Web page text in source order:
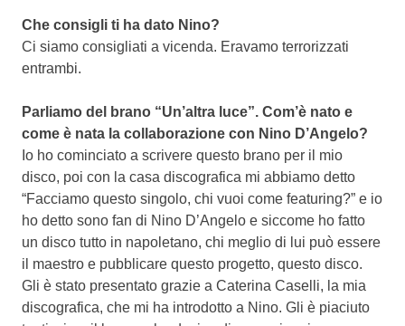
Che consigli ti ha dato Nino?
Ci siamo consigliati a vicenda. Eravamo terrorizzati
entrambi.
Parliamo del brano “Un’altra luce”. Com’è nato e
come è nata la collaborazione con Nino D’Angelo?
Io ho cominciato a scrivere questo brano per il mio
disco, poi con la casa discografica mi abbiamo detto
“Facciamo questo singolo, chi vuoi come featuring?” e io
ho detto sono fan di Nino D’Angelo e siccome ho fatto
un disco tutto in napoletano, chi meglio di lui può essere
il maestro e pubblicare questo progetto, questo disco.
Gli è stato presentato grazie a Caterina Caselli, la mia
discografica, che mi ha introdotto a Nino. Gli è piaciuto